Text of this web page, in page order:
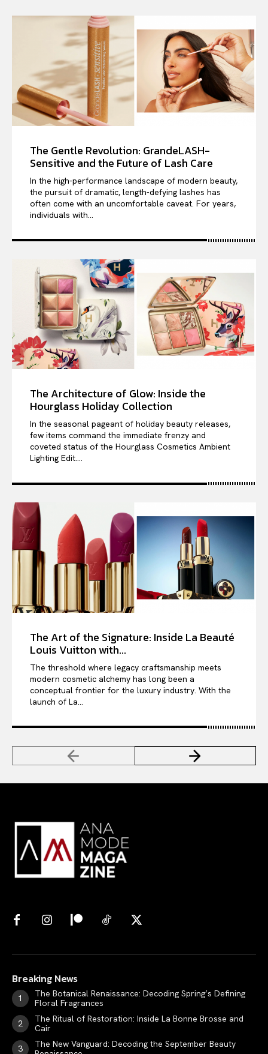
The Gentle Revolution: GrandeLASH-
Sensitive and the Future of Lash Care
In the high-performance landscape of modern beauty,
the pursuit of dramatic, length-defying lashes has
often come with an uncomfortable caveat. For years,
individuals with...
The Architecture of Glow: Inside the
Hourglass Holiday Collection
In the seasonal pageant of holiday beauty releases,
few items command the immediate frenzy and
coveted status of the Hourglass Cosmetics Ambient
Lighting Edit....
The Art of the Signature: Inside La Beauté
Louis Vuitton with...
The threshold where legacy craftsmanship meets
modern cosmetic alchemy has long been a
conceptual frontier for the luxury industry. With the
launch of La...
Breaking News
The Botanical Renaissance: Decoding Spring’s Defining
Floral Fragrances
The Ritual of Restoration: Inside La Bonne Brosse and
Cair
The New Vanguard: Decoding the September Beauty